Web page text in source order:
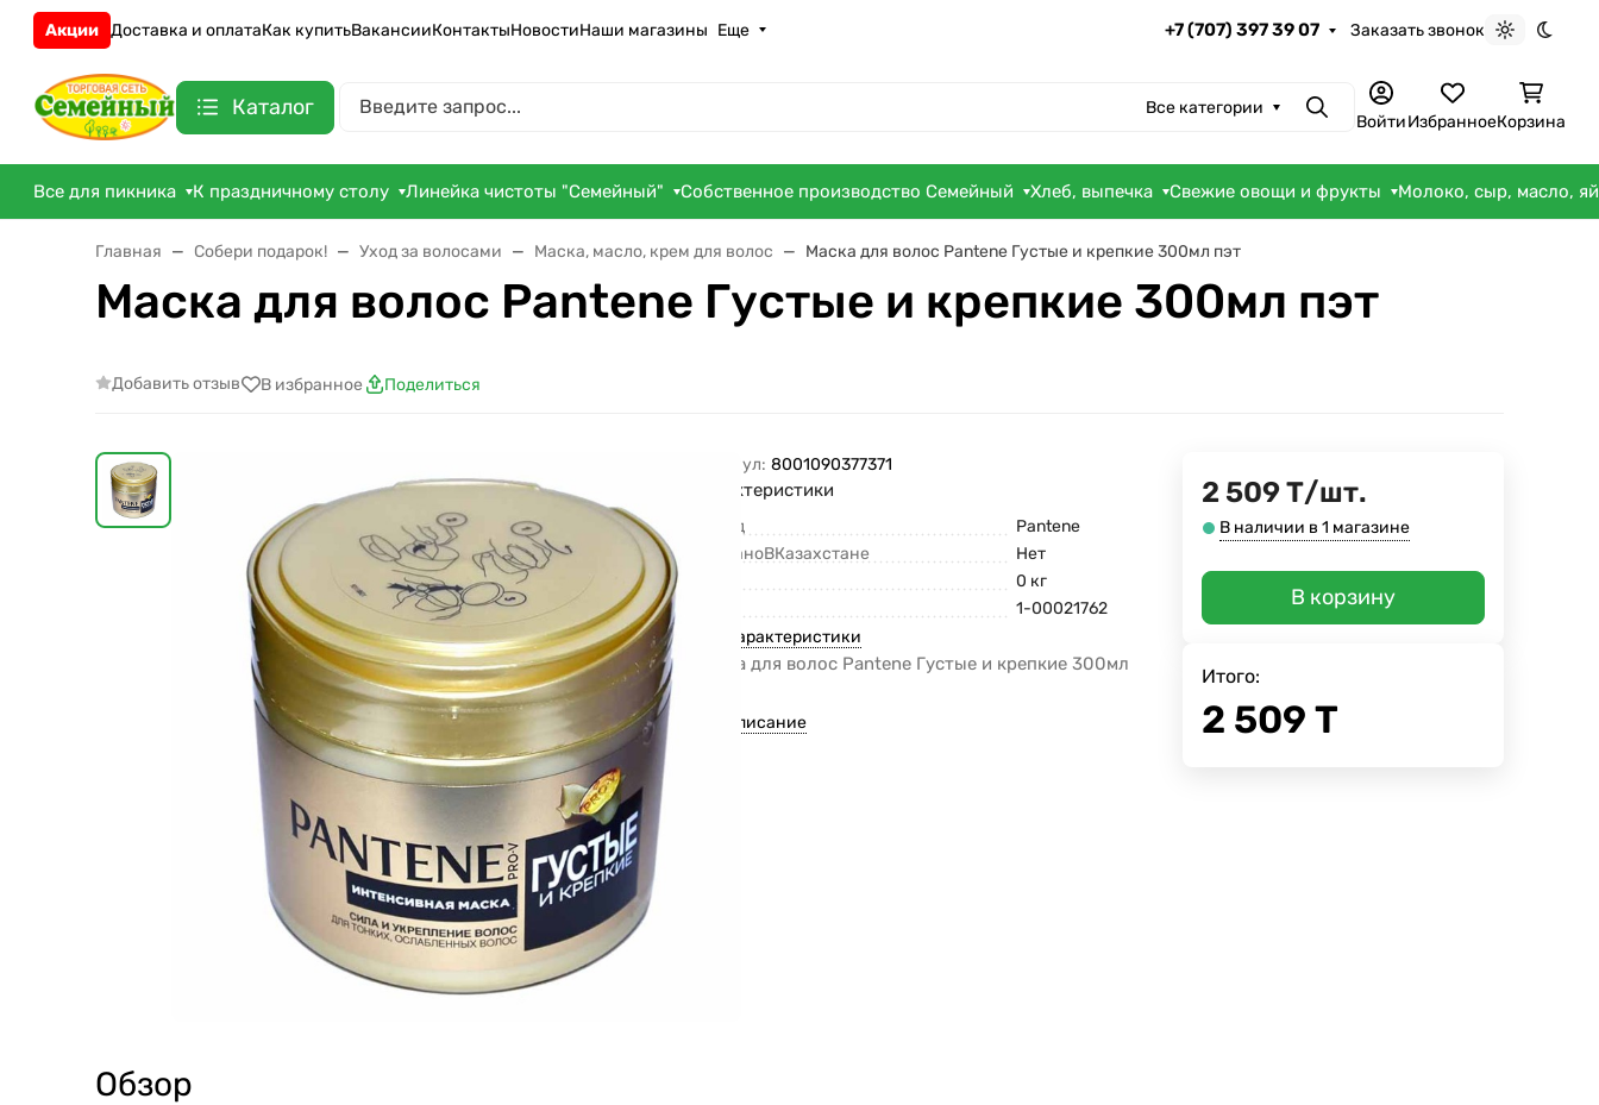
Акции Доставка и оплатаКак купитьВакансииКонтактыНовостиНаши магазины Еще +7 (707) 397 39 07 Заказать звонок
Светлая
Каталог Все категории ПоискВойтиИзбранноеКорзина
Все для пикника К праздничному столу Линейка чистоты "Семейный" Собственное производство Семейный Хлеб, выпечка Свежие овощи и фрукты Молоко, сыр, масло,
Главная Собери подарок! Уход за волосами Маска, масло, крем для волос Маска для волос Pantene Густые и крепкие 300мл пэт
Маска для волос Pantene Густые и крепкие 300мл пэт
Добавить отзыв В избранное Поделиться
Артикул: 8001090377371
Характеристики
Бренд
Pantene
СделаноВКазахстане
Нет
0 кг
1-00021762
Все характеристики
Маска для волос Pantene Густые и крепкие 300мл
Все описание
2 509Т/шт.
В наличии в 1 магазине
В корзину
Итого:
2 509 Т
Обзор